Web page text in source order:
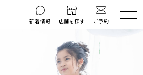
新着情報 店舗を探す ご予約
撮影後のお問い
合わせ